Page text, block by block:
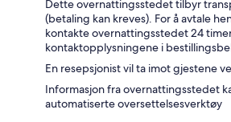
Dette overnattingsstedet tilbyr
(betaling kan kreves). For å avtale
kontakte overnattingsstedet 24
kontaktopplysningene i
En resepsjonist vil ta imot gjestene
Informasjon fra overnattingsstedet
automatiserte oversettelsesverktøy